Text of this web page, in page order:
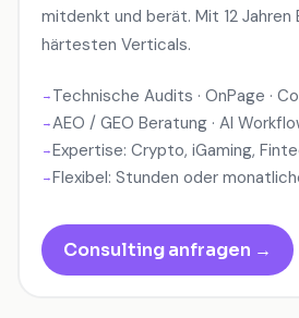
mitdenkt und berät. Mit 12 Jahren
härtesten Verticals.
Technische Audits · OnPage ·
AEO / GEO Beratung · AI
Expertise: Crypto, iGaming,
Flexibel: Stunden oder
Consulting anfragen →